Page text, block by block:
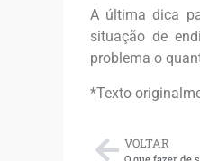
A última dica
situação de
problema o
*Texto
VOLTAR